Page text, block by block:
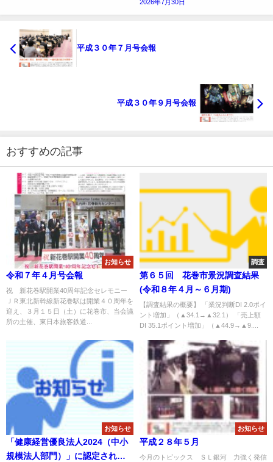
2026年7月30日
平成３０年７月号会報
平成３０年９月号会報
おすすめの記事
お知らせ
令和７年４月号会報
祝 新花巻駅開業40周年記念セレモニー
ＪＲ東北新幹線新花巻駅は開業４０周年を
迎え、３月１５日（土）に花巻市、当会議
所の主催、東日本旅客鉄道...
調査
第６５回 花巻市景況調査結果
(令和８年４月～６月期)
【調査結果の概要】 「業況判断DI 2.0ポイ
ント増加」（▲34.1→▲32.1） 「売上額
DI 35.1ポイント増加」（▲44.9→▲9....
お知らせ
「健康経営優良法人2024（中小
規模法人部門）」に認定されま
お知らせ
平成２８年５月
今月のトピックス ＳＬ銀河 力強く発信